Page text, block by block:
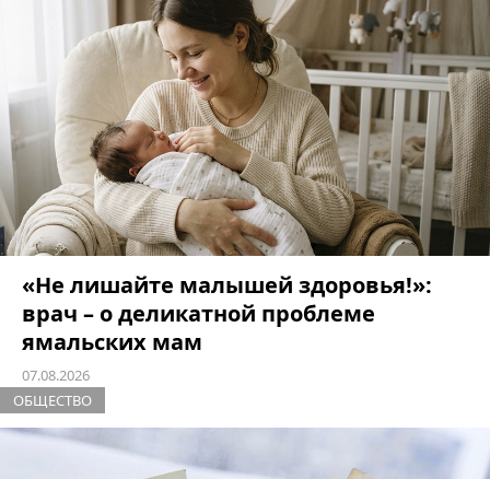
«Не лишайте малышей здоровья!»:
врач – о деликатной проблеме
ямальских мам
07.08.2026
ОБЩЕСТВО